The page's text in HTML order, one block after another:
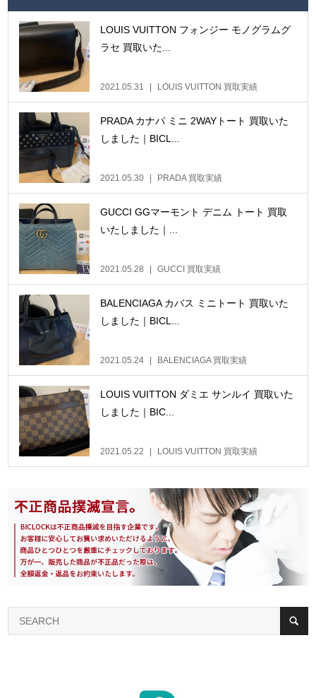
LOUIS VUITTON フォンジー モノグラムグ
ラセ 買取いた...
2021.05.31 LOUIS VUITTON 買取実績
PRADA カナパ ミニ 2WAYトート 買取いた
しました｜BICL...
2021.05.30 PRADA 買取実績
GUCCI GGマーモント デニム トート 買取
いたしました｜...
2021.05.28 GUCCI 買取実績
BALENCIAGA カバス ミニトート 買取いた
しました｜BICL...
2021.05.24 BALENCIAGA 買取実績
LOUIS VUITTON ダミエ サンルイ 買取いた
しました｜BIC...
2021.05.22 LOUIS VUITTON 買取実績